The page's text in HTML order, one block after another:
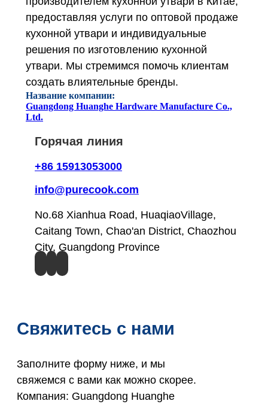
предоставляя услуги по оптовой продаже
кухонной утвари и индивидуальные
решения по изготовлению кухонной
утвари. Мы стремимся помочь клиентам
создать влиятельные бренды.
Название компании:
Guangdong Huanghe Hardware Manufacture Co.,
Ltd.
Горячая линия
+86 15913053000
info@purecook.com
No.68 Xianhua Road, HuaqiaoVillage,
Caitang Town, Chao'an District, Chaozhou
City, Guangdong Province
Свяжитесь с нами
Заполните форму ниже, и мы
свяжемся с вами как можно скорее.
Компания: Guangdong Huanghe